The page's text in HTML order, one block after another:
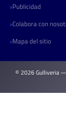
Publicidad
Colabora con
Mapa del sitio
© 2026 Gulliveria —